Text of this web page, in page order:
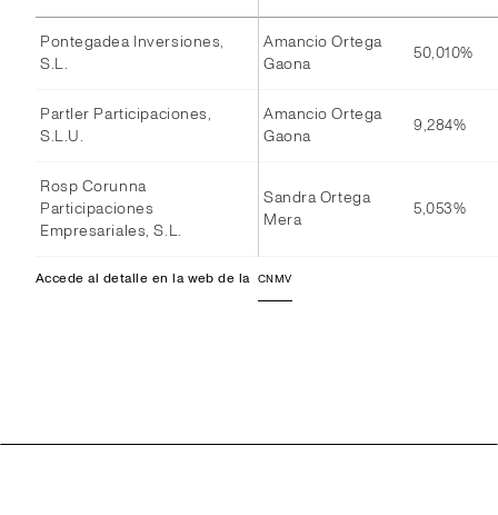
Pontegadea Inversiones,
S.L.
Amancio Ortega
Gaona
50,010%
Partler Participaciones,
S.L.U.
Amancio Ortega
Gaona
9,284%
Rosp Corunna
Participaciones
Empresariales, S.L.
Sandra Ortega
Mera
5,053%
Accede al detalle en la web de la CNMV